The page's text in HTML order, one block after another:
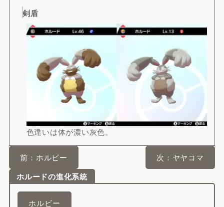
剣盾
色違いは体が濃い灰色。
前：ホルビー 次：ヤヤコマ
ホルードの進化系統
ホルビー